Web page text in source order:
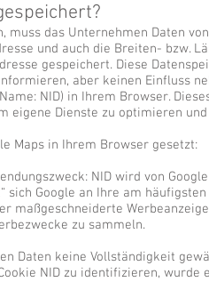
das Unternehmen Daten
und auch die Breiten- bzw.
gespeichert. Diese
aber keinen Einfluss
NID) in Ihrem Browser.
eigene Dienste zu optimieren
Maps in Ihrem Browser gesetzt:
NID wird von
sich Google an Ihre am
zu sammeln.
Daten keine Vollständigkeit
NID zu identifizieren, wurde